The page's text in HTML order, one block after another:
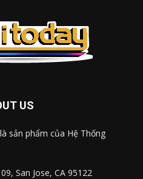
US
là sản phẩm của Hệ Thống
San Jose, CA 95122